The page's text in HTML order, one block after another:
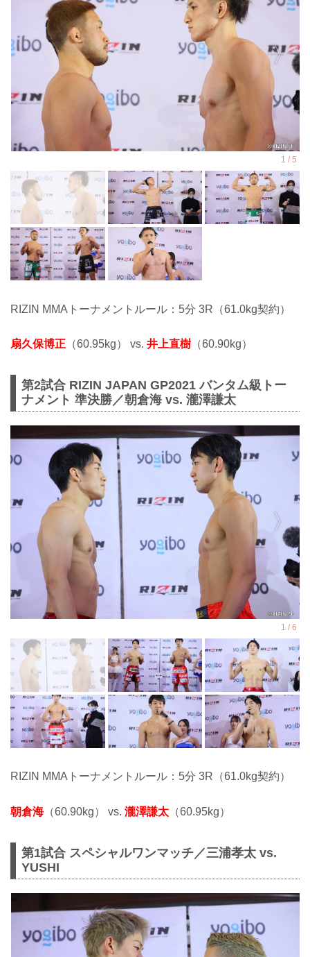
RIZIN MMAトーナメントルール：5分 3R（61.0kg契約）
扇久保博正 （60.95kg） vs. 井上直樹 （60.90kg）
第2試合 RIZIN JAPAN GP2021 バンタム級トー
ナメント 準決勝／朝倉海 vs. 瀧澤謙太
RIZIN MMAトーナメントルール：5分 3R（61.0kg契約）
朝倉海（60.90kg） vs. 瀧澤謙太 （60.95kg）
第1試合 スペシャルワンマッチ／三浦孝太 vs.
YUSHI